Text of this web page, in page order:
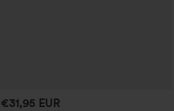
€31,95 EUR